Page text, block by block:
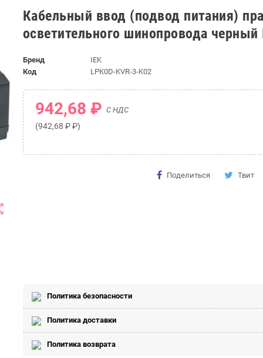
Кабельный ввод (подвод питания)
осветительного шинопровода черный
Бренд
IEK
Код
LPK0D-KVR-3-K02
942,68 ₽ С НДС
(942,68 ₽ ₽)
Поделиться Твит
Политика безопасности
Политика доставки
Политика возврата